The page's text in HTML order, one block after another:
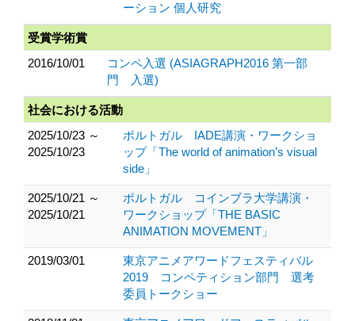
ーション 個人研究
受賞学術賞
2016/10/01
コンペ入選 (ASIAGRAPH2016 第一部
門 入選)
社会における活動
2025/10/23 ～
2025/10/23
ポルトガル IADE講演・ワークショ
ップ「The world of animation’s visual
side」
2025/10/21 ～
2025/10/21
ポルトガル コインブラ大学講演・
ワークショップ「THE BASIC
ANIMATION MOVEMENT」
2019/03/01
東京アニメアワードフェスティバル
2019 コンペティション部門 選考
委員トークショー